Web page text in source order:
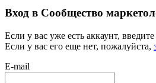
Вход в Сообщество
Если у вас уже есть аккаунт,
Если у вас его еще нет, пожалуйста,
E-mail